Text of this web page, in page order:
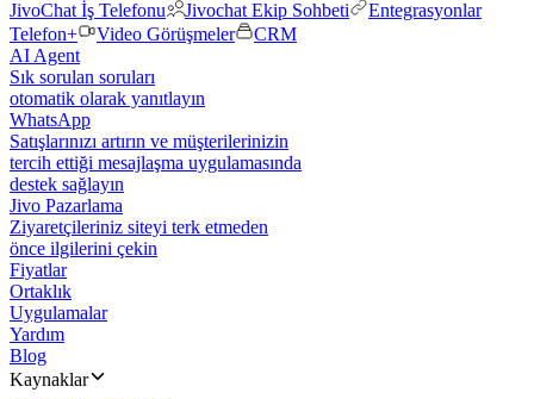
JivoChat İş Telefonu
Jivochat Ekip Sohbeti
Entegrasyonlar
Telefon+
Video Görüşmeler
CRM
AI Agent
Sık sorulan soruları
otomatik olarak yanıtlayın
WhatsApp
Satışlarınızı artırın ve müşterilerinizin
tercih ettiği mesajlaşma uygulamasında
destek sağlayın
Jivo Pazarlama
Ziyaretçileriniz siteyi terk etmeden
önce ilgilerini çekin
Fiyatlar
Ortaklık
Uygulamalar
Yardım
Blog
Kaynaklar